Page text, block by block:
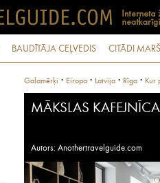
BAUDĪTĀJA CEĻVEDIS CITĀDI
Galamērķi · Eiropa · Latvija · Rīga · Kur
MĀKSLAS
Autors: Anothertravelguide.com